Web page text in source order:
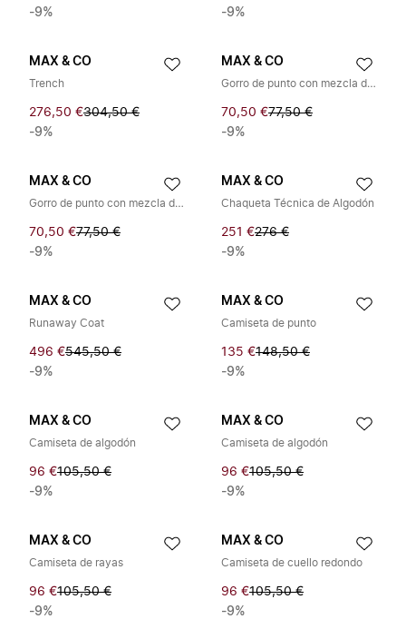
-9%
-9%
MAX & CO
Trench
276,50 €304,50 €
-9%
MAX & CO
Gorro de punto con mezcla de lana
70,50 €77,50 €
-9%
MAX & CO
Gorro de punto con mezcla de lana
70,50 €77,50 €
-9%
MAX & CO
Chaqueta Técnica de Algodón
251 €276 €
-9%
MAX & CO
Runaway Coat
496 €545,50 €
-9%
MAX & CO
Camiseta de punto
135 €148,50 €
-9%
MAX & CO
Camiseta de algodón
96 €105,50 €
-9%
MAX & CO
Camiseta de algodón
96 €105,50 €
-9%
MAX & CO
Camiseta de rayas
96 €105,50 €
-9%
MAX & CO
Camiseta de cuello redondo
96 €105,50 €
-9%